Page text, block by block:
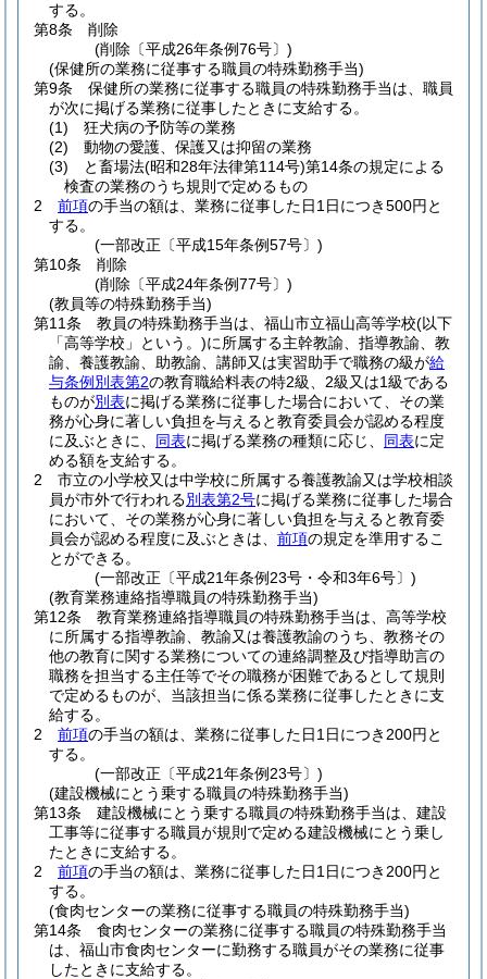
する。
第8条
削除
(削除〔平成26年条例76号〕)
(保健所の業務に従事する職員の特殊勤務手当)
第9条
保健所の業務に従事する職員の特殊勤務手当は、職員
が次に掲げる業務に従事したときに支給する。
(1)
狂犬病の予防等の業務
(2)
動物の愛護、保護又は抑留の業務
(3)
と畜場法(昭和28年法律第114号)第14条の規定による
検査の業務のうち規則で定めるもの
2
前項の手当の額は、業務に従事した日1日につき500円と
する。
(一部改正〔平成15年条例57号〕)
第10条
削除
(削除〔平成24年条例77号〕)
(教員等の特殊勤務手当)
第11条
教員の特殊勤務手当は、福山市立福山高等学校(以下
「高等学校」という。)に所属する主幹教諭、指導教諭、教
諭、養護教諭、助教諭、講師又は実習助手で職務の級が給
与条例別表第2の教育職給料表の特2級、2級又は1級である
ものが別表に掲げる業務に従事した場合において、その業
務が心身に著しい負担を与えると教育委員会が認める程度
に及ぶときに、 同表に掲げる業務の種類に応じ、 同表に定
める額を支給する。
2
市立の小学校又は中学校に所属する養護教諭又は学校相談
員が市外で行われる別表第2号に掲げる業務に従事した場合
において、その業務が心身に著しい負担を与えると教育委
員会が認める程度に及ぶときは、 前項の規定を準用するこ
とができる。
(一部改正〔平成21年条例23号・令和3年6号〕)
(教育業務連絡指導職員の特殊勤務手当)
第12条
教育業務連絡指導職員の特殊勤務手当は、高等学校
に所属する指導教諭、教諭又は養護教諭のうち、教務その
他の教育に関する業務についての連絡調整及び指導助言の
職務を担当する主任等でその職務が困難であるとして規則
で定めるものが、当該担当に係る業務に従事したときに支
給する。
2
前項の手当の額は、業務に従事した日1日につき200円と
する。
(一部改正〔平成21年条例23号〕)
(建設機械にとう乗する職員の特殊勤務手当)
第13条
建設機械にとう乗する職員の特殊勤務手当は、建設
工事等に従事する職員が規則で定める建設機械にとう乗し
たときに支給する。
2
前項の手当の額は、業務に従事した日1日につき200円と
する。
(食肉センターの業務に従事する職員の特殊勤務手当)
第14条
食肉センターの業務に従事する職員の特殊勤務手当
は、福山市食肉センターに勤務する職員がその業務に従事
したときに支給する。